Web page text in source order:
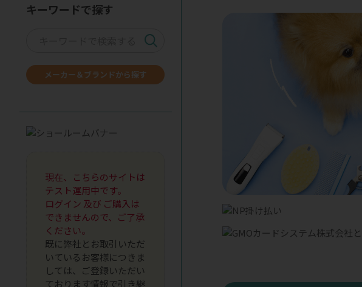
キーワードで探す
メーカー＆ブランドから探す
現在、こちらのサイトは
テスト運用中です。
ログイン 及び ご購入は
できませんので、ご了承
ください。
既に弊社とお取引いただ
いているお客様につきま
しては、ご登録いただい
ております情報で引き継